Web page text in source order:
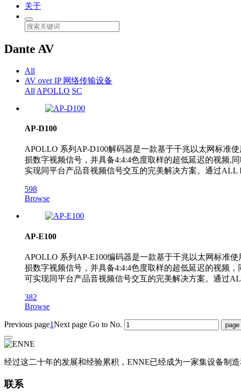
关于
Dante AV
All
AV over IP 网络传输设备
All APOLLO SC
AP-D100
APOLLO 系列AP-D100解码器是一款基于千兆以太网标准
损数字视频信号，并具备4:4:4色度取样的超低延迟的视频,
实现同平台产品音视频信号交互的完美解决方案。通过
598
Browse
AP-E100
APOLLO 系列AP-E100编码器是一款基于千兆以太网标准
损数字视频信号，并具备4:4:4色度取样的超低延迟的视频
可实现同平台产品音视频信号交互的完美解决方案。通过
382
Browse
Previous page1Next page Go to No.
经过这二十年的发展和经验累积，ENNE已经成为一家集设备制
联系